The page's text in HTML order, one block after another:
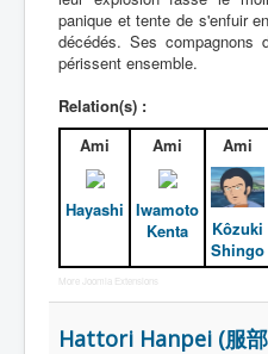
panique et tente de s'enfuir
décédés. Ses compagnons
périssent ensemble.
Relation(s) :
Ami
Hayashi
Ami
Iwamoto
Kenta
Ami
Kôzuki
Shingo
More Joomla Extensions
Hattori Hanpei (服